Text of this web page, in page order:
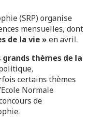
(SRP) organise
mensuelles, dont
de la vie » en avril.
grands thèmes de la
certains thèmes
Normale
de